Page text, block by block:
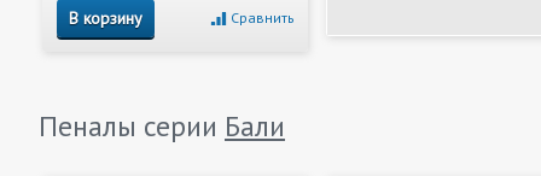
В корзину Сравнить
Пеналы серии Бали